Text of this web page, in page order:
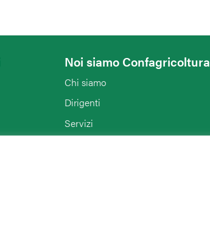
Noi siamo Confagricoltura
Chi siamo
Dirigenti
Servizi